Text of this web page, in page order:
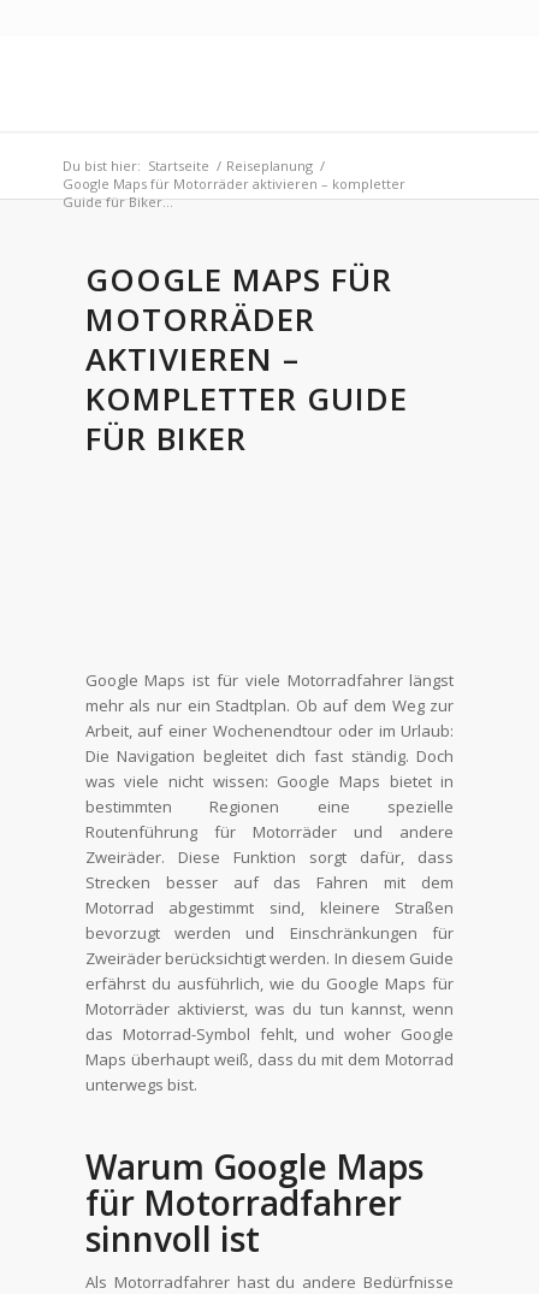
Du bist hier: Startseite / Reiseplanung /
Google Maps für Motorräder aktivieren – kompletter
Guide für Biker...
GOOGLE MAPS FÜR
MOTORRÄDER
AKTIVIEREN –
KOMPLETTER GUIDE
FÜR BIKER
Google Maps ist für viele Motorradfahrer längst
mehr als nur ein Stadtplan. Ob auf dem Weg zur
Arbeit, auf einer Wochenendtour oder im Urlaub:
Die Navigation begleitet dich fast ständig. Doch
was viele nicht wissen: Google Maps bietet in
bestimmten Regionen eine spezielle
Routenführung für Motorräder und andere
Zweiräder. Diese Funktion sorgt dafür, dass
Strecken besser auf das Fahren mit dem
Motorrad abgestimmt sind, kleinere Straßen
bevorzugt werden und Einschränkungen für
Zweiräder berücksichtigt werden. In diesem Guide
erfährst du ausführlich, wie du Google Maps für
Motorräder aktivierst, was du tun kannst, wenn
das Motorrad-Symbol fehlt, und woher Google
Maps überhaupt weiß, dass du mit dem Motorrad
unterwegs bist.
Warum Google Maps
für Motorradfahrer
sinnvoll ist
Als Motorradfahrer hast du andere Bedürfnisse